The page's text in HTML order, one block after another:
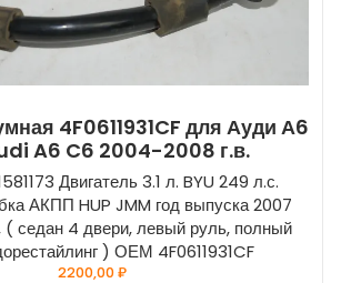
4F0611931CF для Ауди А6
A6 C6 2004-2008 г.в.
Двигатель 3.1 л. BYU 249 л.с.
АКПП HUP JMM год выпуска 2007
( седан 4 двери, левый руль, полный
) ОЕМ 4F0611931CF
2200,00₽